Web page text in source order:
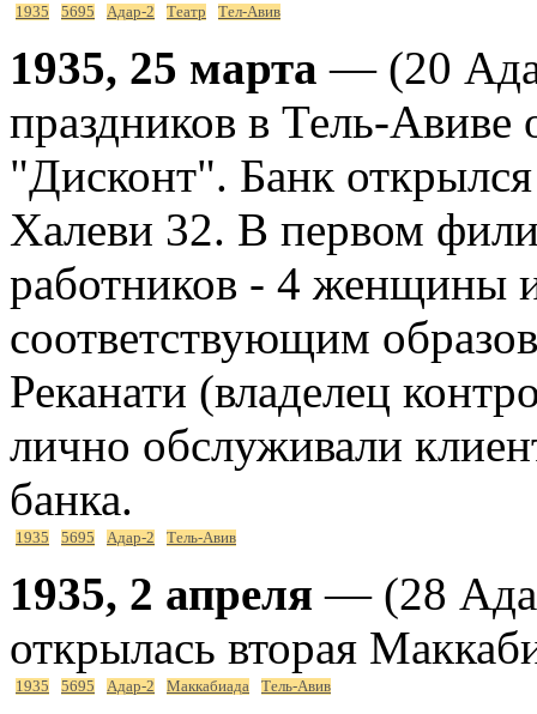
1935 5695 Адар-2 Театр Тел-Авив
1935, 25 марта — (20
праздников в Тель-
"Дисконт". Банк
Халеви 32. В первом
работников - 4 женщины
соответствующим
Реканати (владелец
лично обслуживали
банка.
1935 5695 Адар-2 Тель-Авив
1935, 2 апреля — (28
открылась вторая
1935 5695 Адар-2 Маккабиада Тель-Авив